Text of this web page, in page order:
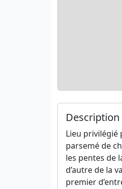
Description
Lieu privilégié
parsemé de
les pentes de
d’autre de la
premier